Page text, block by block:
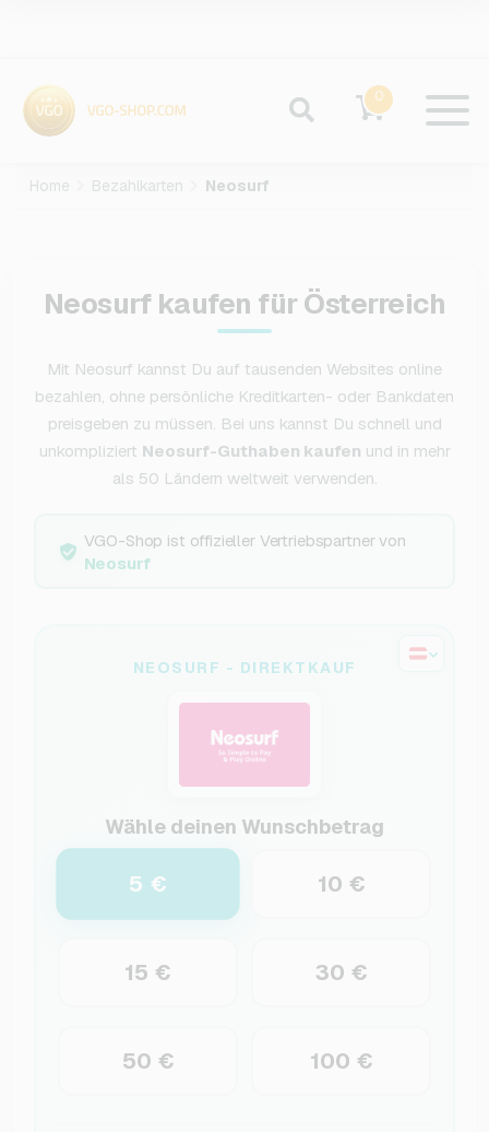
0
Home Bezahlkarten Neosurf
Neosurf kaufen für Österreich
Mit Neosurf kannst Du auf tausenden Websites online
bezahlen, ohne persönliche Kreditkarten- oder Bankdaten
preisgeben zu müssen. Bei uns kannst Du schnell und
unkompliziert Neosurf-Guthaben kaufen und in mehr
als 50 Ländern weltweit verwenden.
VGO-Shop ist offizieller Vertriebspartner von
Neosurf
NEOSURF - DIREKTKAUF
Wähle deinen Wunschbetrag
5 € 10 €
15 € 30 €
50 € 100 €